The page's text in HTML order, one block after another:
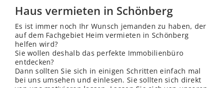
Haus vermieten in Schönberg
Es ist immer noch Ihr Wunsch jemanden zu haben, der
auf dem Fachgebiet Heim vermieten in Schönberg
helfen wird?
Sie wollen deshalb das perfekte Immobilienbüro
entdecken?
Dann sollten Sie sich in einigen Schritten einfach mal
bei uns umsehen und einlesen. Sie sollten sich direkt